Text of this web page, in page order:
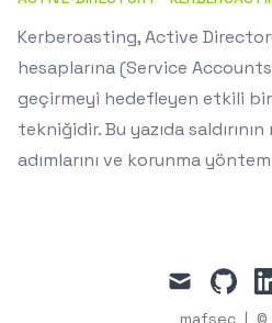
Kerberoasting, Active
hesaplarına (Service
geçirmeyi hedefleyen etkili
tekniğidir. Bu yazıda saldırının
adımlarını ve korunma
mail github
mafsec | ©